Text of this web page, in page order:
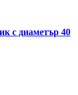
с диаметър 40